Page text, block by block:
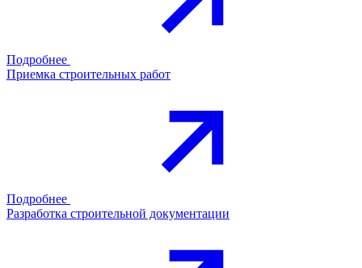
Подробнее
Приемка строительных работ
Подробнее
Разработка строительной документации